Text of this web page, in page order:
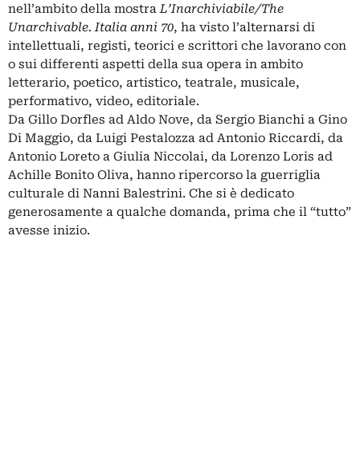
nell’ambito della mostraL’Inarchiviabile/The
Unarchivable. Italia anni 70, ha visto l’alternarsi di
intellettuali, registi, teorici e scrittori che lavorano con
o sui differenti aspetti della sua opera in ambito
letterario, poetico, artistico, teatrale, musicale,
performativo, video, editoriale.
Da Gillo Dorfles ad Aldo Nove, da Sergio Bianchi a Gino
Di Maggio, da Luigi Pestalozza ad Antonio Riccardi, da
Antonio Loreto a Giulia Niccolai, da Lorenzo Loris ad
Achille Bonito Oliva, hanno ripercorso la guerriglia
culturale di Nanni Balestrini. Che si è dedicato
generosamente a qualche domanda, prima che il “tutto”
avesse inizio.